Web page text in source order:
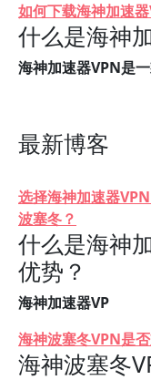
如何下载海神加速
什么是海神
海神加速器VPN是
最新博客
选择海神加速器
波塞冬？
什么是海神
优势？
海神加速器VP
海神波塞冬VPN是
海神波塞冬